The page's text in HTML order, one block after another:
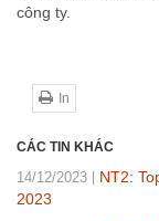
công ty.
In
CÁC TIN KHÁC
14/12/2023
NT2:
2023